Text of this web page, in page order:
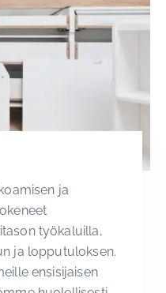
ja
työkaluilla,
ja lopputuloksen.
ensisijaisen